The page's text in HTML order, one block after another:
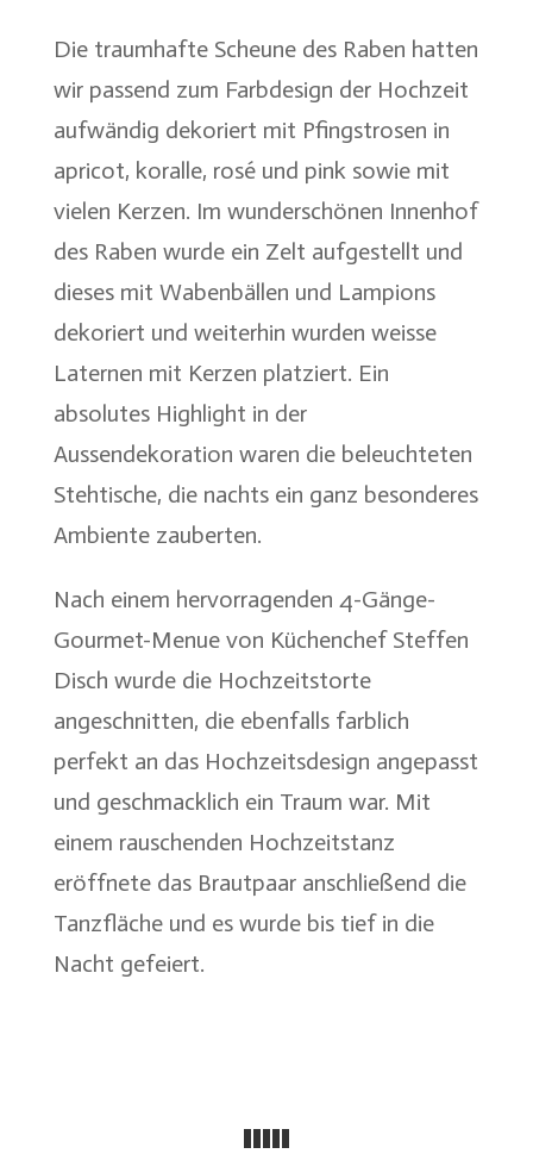
Die traumhafte Scheune des Raben hatten
wir passend zum Farbdesign der Hochzeit
aufwändig dekoriert mit Pfingstrosen in
apricot, koralle, rosé und pink sowie mit
vielen Kerzen. Im wunderschönen Innenhof
des Raben wurde ein Zelt aufgestellt und
dieses mit Wabenbällen und Lampions
dekoriert und weiterhin wurden weisse
Laternen mit Kerzen platziert. Ein
absolutes Highlight in der
Aussendekoration waren die beleuchteten
Stehtische, die nachts ein ganz besonderes
Ambiente zauberten.
Nach einem hervorragenden 4-Gänge-
Gourmet-Menue von Küchenchef Steffen
Disch wurde die Hochzeitstorte
angeschnitten, die ebenfalls farblich
perfekt an das Hochzeitsdesign angepasst
und geschmacklich ein Traum war. Mit
einem rauschenden Hochzeitstanz
eröffnete das Brautpaar anschließend die
Tanzfläche und es wurde bis tief in die
Nacht gefeiert.